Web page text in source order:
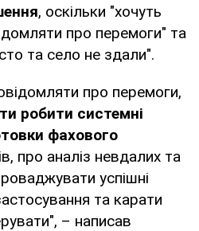
, оскільки "хочуть
про перемоги" та
та село не здали".
про перемоги,
робити системні
фахового
про аналіз невдалих та
успішні
та карати
– написав